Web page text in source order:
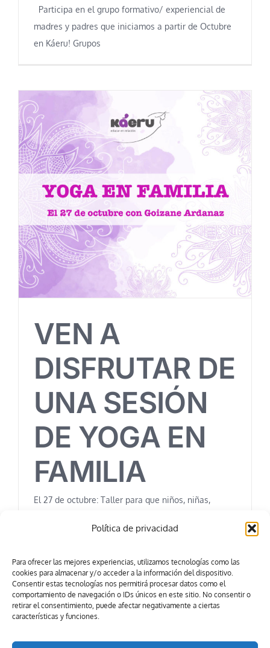
Política de privacidad
Para ofrecer las mejores experiencias, utilizamos tecnologías como las
cookies para almacenar y/o acceder a la información del dispositivo.
Consentir estas tecnologías nos permitirá procesar datos como el
comportamiento de navegación o IDs únicos en este sitio. No consentir o
retirar el consentimiento, puede afectar negativamente a ciertas
características y funciones.
Participa en el grupo formativo/ experiencial de
madres y padres que iniciamos a partir de Octubre
en Káeru! Grupos
VEN A
DISFRUTAR DE
UNA SESIÓN
DE YOGA EN
FAMILIA
El 27 de octubre: Taller para que niños, niñas,
abuelas y abuelos puedan